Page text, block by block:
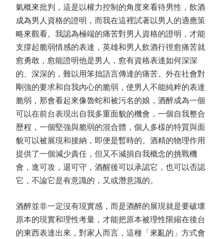
氣概來批判，這是以權力控制的角度來看待男性，飲酒
成為男人資格的證明，而我在這裡試著以男人的適應策
略來觀看。我認為極端的痛苦對男人資格的證明，才能
支撐起脆弱情感的表達，英雄和男人飲酒行徑愈痛苦就
愈勇敢，愈能證明他是男人，愈有資格表達如何深深
的、深深的，難以用笨拙語言傳達的痛苦。外在社會對
剛強的要求和自我內心的脆弱，使男人不能純粹的表達
脆弱，那會看起來像魯蛇和被污名的娘，酒醉成為一個
可以在前台表現出自我多重面貌的機會，一個自我整合
歷程，一個堅強與脆弱的混合體，個人多樣的特質與面
貌可以被展現和接納，即便是暫時的。酒精的物理作用
提供了一個減少責任，但又不減損自我概念的挑戰機
會，進可攻，退可守，酒醒後可以承認它，也可以否認
它，不論它是有意識的，又或潛意識的。
酒醉並非一定沒有現實感，而是酒醉的展現就是要破壞
原本的現實和理性考量，才能把原本被理性限縮在後台
的東西表達出來，對家人而言，這種「來亂的」方式會